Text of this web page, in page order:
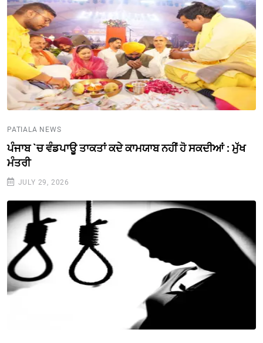
PATIALA NEWS
ਪੰਜਾਬ `ਚ ਵੰਡਪਾਊ ਤਾਕਤਾਂ ਕਦੇ ਕਾਮਯਾਬ ਨਹੀਂ ਹੋ ਸਕਦੀਆਂ : ਮੁੱਖ
ਮੰਤਰੀ
JULY 29, 2026